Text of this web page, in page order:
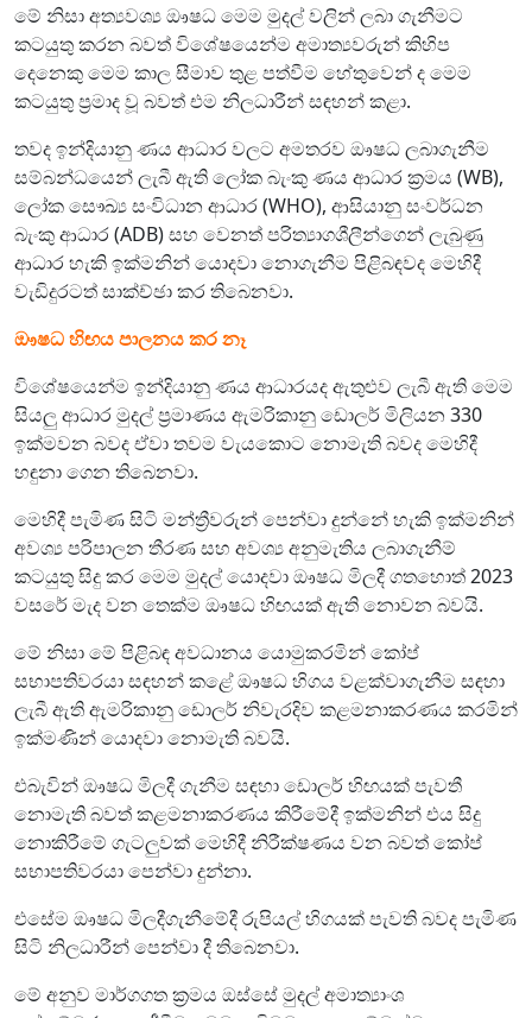
මේ නිසා අත්‍යවශ්‍ය ඖෂධ මෙම මුදල් වලින් ලබා ගැනීමට
කටයුතු කරන බවත් විශේෂයෙන්ම අමාත්‍යවරුන් කිහිප
දෙනෙකු මෙම කාල සීමාව තුළ පත්වීම හේතුවෙන් ද මෙම
කටයුතු ප්‍රමාද වූ බවත් එම නිලධාරීන් සඳහන් කළා.
තවද ඉන්දියානු ණය ආධාර වලට අමතරව ඖෂධ ලබාගැනීම
සම්බන්ධයෙන් ලැබී ඇති ලෝක බැංකු ණය ආධාර ක්‍රමය (WB),
ලෝක සෞඛ්‍ය සංවිධාන ආධාර (WHO), ආසියානු සංවර්ධන
බැංකු ආධාර (ADB) සහ වෙනත් පරිත්‍යාගශීලීන්ගෙන් ලැබුණු
ආධාර හැකි ඉක්මනින් යොදවා නොගැනීම පිළිබඳවද මෙහිදී
වැඩිදුරටත් සාක්ච්ඡා කර තිබෙනවා.
ඖෂධ හිඟය පාලනය කර නෑ
විශේෂයෙන්ම ඉන්දියානු ණය ආධාරයද ඇතුළුව ලැබී ඇති මෙම
සියලු ආධාර මුදල් ප්‍රමාණය ඇමරිකානු ඩොලර් මිලියන 330
ඉක්මවන බවද ඒවා තවම වැයකොට නොමැති බවද මෙහිදී
හඳුනා ගෙන තිබෙනවා.
මෙහිදී පැමිණ සිටි මන්ත්‍රීවරුන් පෙන්වා දුන්නේ හැකි ඉක්මනින්
අවශ්‍ය පරිපාලන තීරණ සහ අවශ්‍ය අනුමැතිය ලබාගැනීම්
කටයුතු සිදු කර මෙම මුදල් යොදවා ඖෂධ මිලදී ගතහොත් 2023
වසරේ මැද වන තෙක්ම ඖෂධ හිඟයක් ඇති නොවන බවයි.
මේ නිසා මේ පිළිබඳ අවධානය යොමුකරමින් කෝප්
සභාපතිවරයා සඳහන් කළේ ඖෂධ හිගය වළක්වාගැනීම සඳහා
ලැබී ඇති ඇමරිකානු ඩොලර් නිවැරදිව කළමනාකරණය කරමින්
ඉක්මණින් යොදවා නොමැති බවයි.
එබැවින් ඖෂධ මිලදී ගැනීම සඳහා ඩොලර් හිඟයක් පැවතී
නොමැති බවත් කළමනාකරණය කිරීමේදී ඉක්මනින් එය සිදු
නොකිරීමේ ගැටලුවක් මෙහිදී නිරීක්ෂණය වන බවත් කෝප්
සභාපතිවරයා පෙන්වා දුන්නා.
එසේම ඖෂධ මිලදීගැනීමේදී රුපියල් හිගයක් පැවති බවද පැමිණ
සිටි නිලධාරීන් පෙන්වා දී තිබෙනවා.
මේ අනුව මාර්ගගත ක්‍රමය ඔස්සේ මුදල් අමාත්‍යාංශ